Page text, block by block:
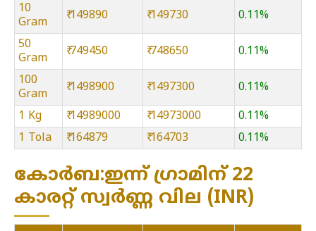
10
Gram
₹ 149890 ₹ 149730 0.11%
50
Gram
₹ 749450 ₹ 748650 0.11%
100
Gram
₹ 1498900 ₹ 1497300 0.11%
1 Kg ₹ 14989000 ₹ 14973000
0.11%
1 Tola
₹ 164879 ₹ 164703 0.11%
കോർബ:ഇന്ന് ഗ്രാമിന് 22
കാരറ്റ് സ്വർണ്ണ വില (INR)